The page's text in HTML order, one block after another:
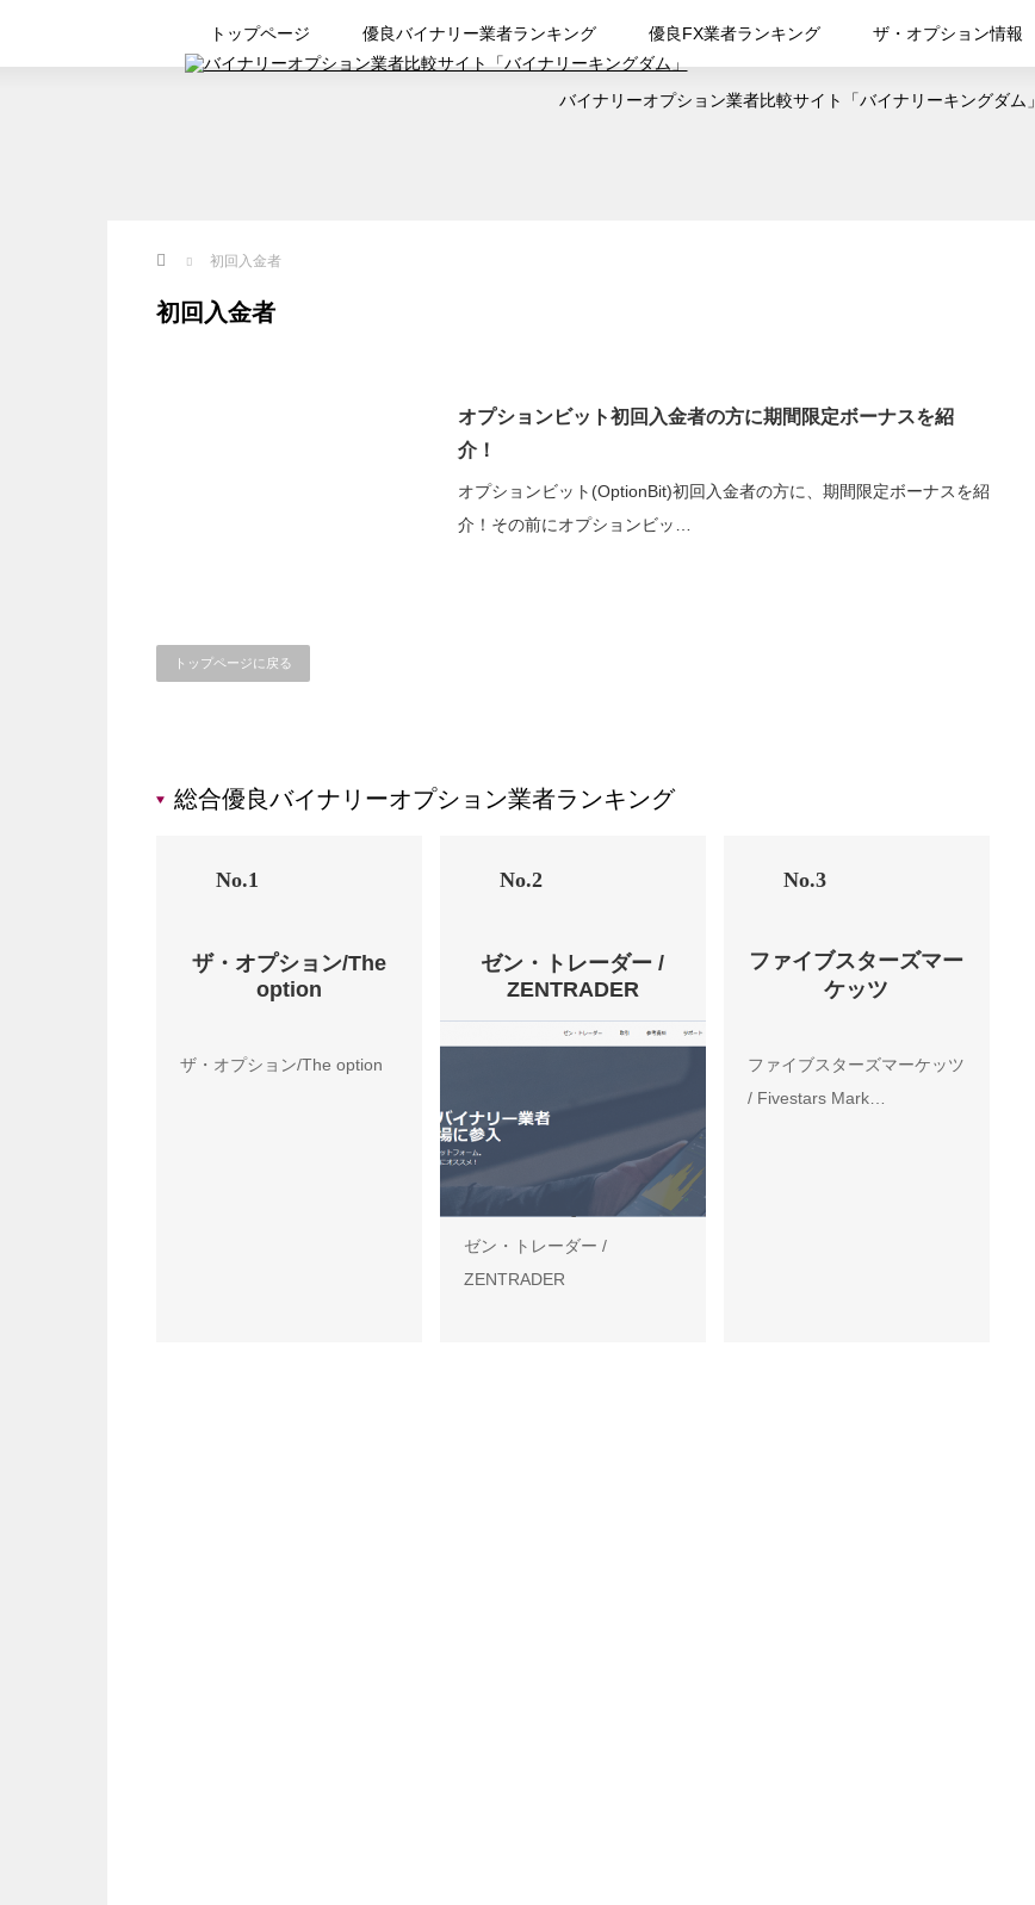
トップページ 優良バイナリー業者ランキング 優良FX業者ランキング ザ・オプション情報
バイナリーオプション業者比較サイト「バイナリーキングダム」
Home 初回入金者
初回入金者
オプションビット初回入金者の方に期間限定ボーナスを紹
介！
オプションビット(OptionBit)初回入金者の方に、期間限定ボーナスを紹
介！その前にオプションビッ…
トップページに戻る
総合優良バイナリーオプション業者ランキング
No.1
ザ・オプション/The
option
ザ・オプション/The option
No.2
ゼン・トレーダー /
ZENTRADER
ゼン・トレーダー /
ZENTRADER
No.3
ファイブスターズマー
ケッツ
ファイブスターズマーケッツ
/ Fivestars Mark…